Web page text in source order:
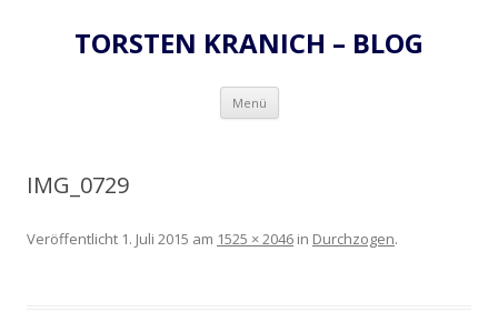
TORSTEN KRANICH – BLOG
Menü Zum
springen
IMG_0729
Veröffentlicht 1. Juli 2015 am 1525 × 2046 in Durchzogen.